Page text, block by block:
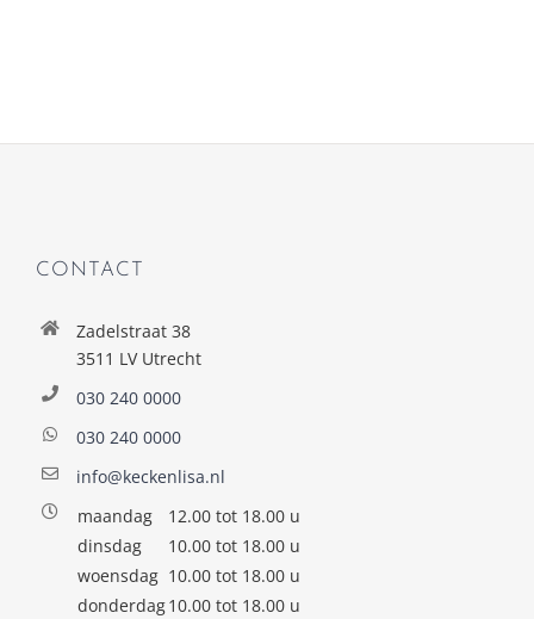
CONTACT
Zadelstraat 38
3511 LV Utrecht
030 240 0000
030 240 0000
info@keckenlisa.nl
maandag
12.00 tot 18.00 u
dinsdag
10.00 tot 18.00 u
woensdag 10.00 tot 18.00 u
donderdag10.00 tot 18.00 u